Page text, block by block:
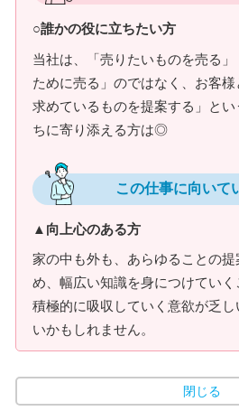
○誰かの役に立ちたい方
当社は、「売りたいものを売る
ために売る」のではなく、お客
求めているものを提案する」と
ちに寄り添える方は◎
この仕事に向いて
▲向上心のある方
家の中も外も、あらゆることの
め、幅広い知識を身につけていく
積極的に吸収していく意欲が乏
いかもしれません。
閉じる